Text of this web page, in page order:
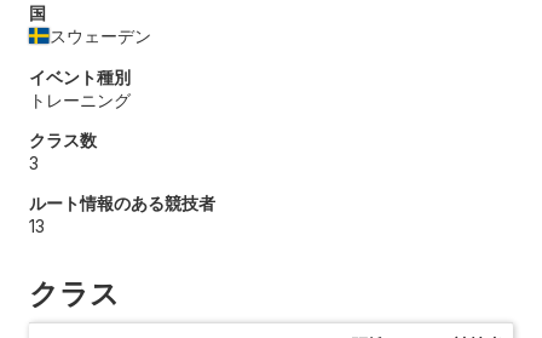
国
スウェーデン
イベント種別
トレーニング
クラス数
3
ルート情報のある競技者
13
クラス